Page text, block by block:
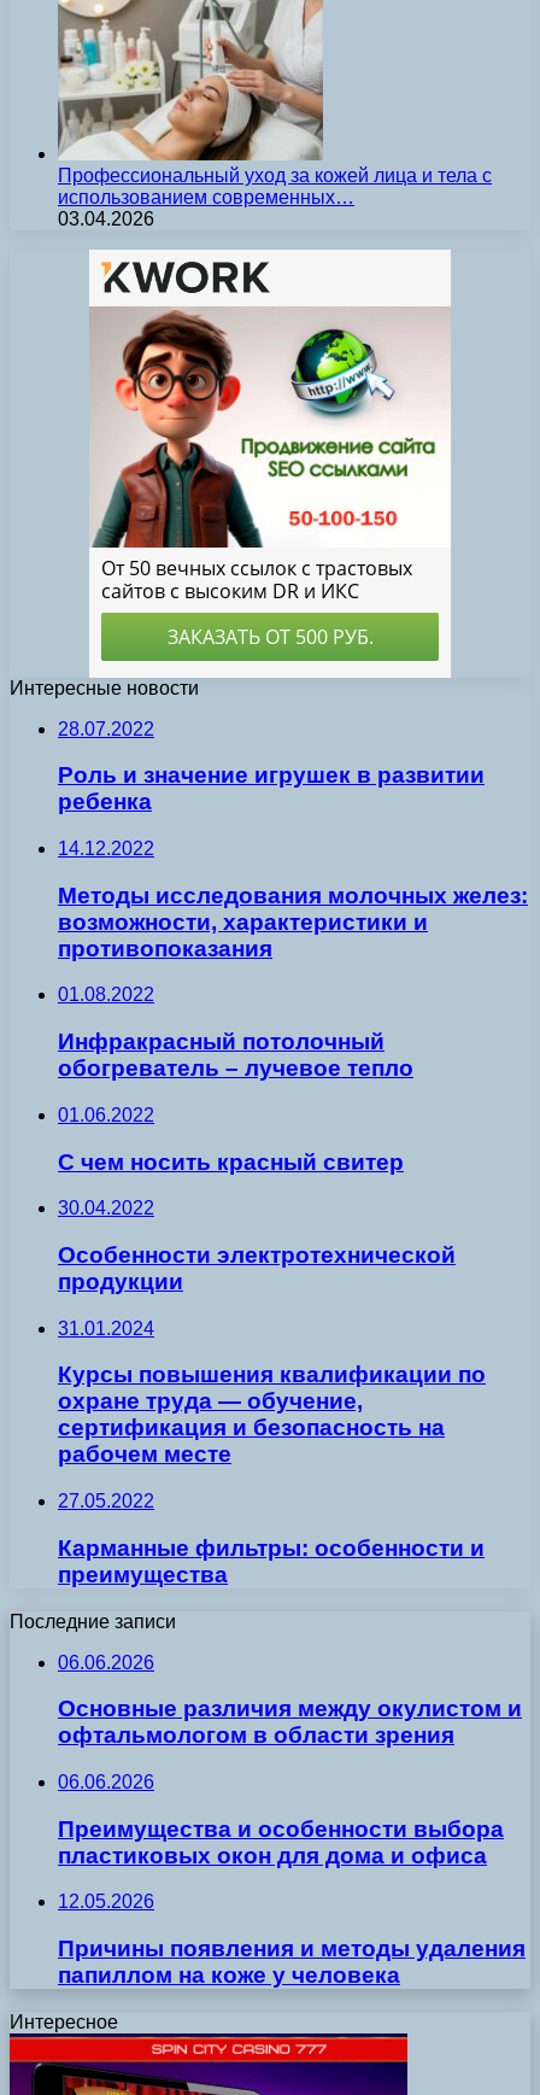
Профессиональный уход за кожей лица и тела с
использованием современных…
03.04.2026
Интересные новости
28.07.2022
Роль и значение игрушек в развитии
ребенка
14.12.2022
Методы исследования молочных желез:
возможности, характеристики и
противопоказания
01.08.2022
Инфракрасный потолочный
обогреватель – лучевое тепло
01.06.2022
С чем носить красный свитер
30.04.2022
Особенности электротехнической
продукции
31.01.2024
Курсы повышения квалификации по
охране труда — обучение,
сертификация и безопасность на
рабочем месте
27.05.2022
Карманные фильтры: особенности и
преимущества
Последние записи
06.06.2026
Основные различия между окулистом и
офтальмологом в области зрения
06.06.2026
Преимущества и особенности выбора
пластиковых окон для дома и офиса
12.05.2026
Причины появления и методы удаления
папиллом на коже у человека
Интересное